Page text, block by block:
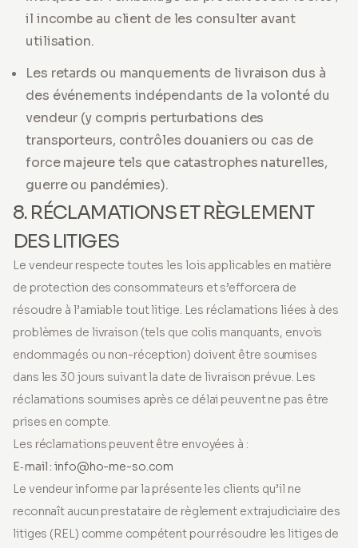
il incombe au client de les consulter avant
utilisation.
Les retards ou manquements de livraison dus à
des événements indépendants de la volonté du
vendeur (y compris perturbations des
transporteurs, contrôles douaniers ou cas de
force majeure tels que catastrophes naturelles,
guerre ou pandémies).
8. RÉCLAMATIONS ET RÈGLEMENT
DES LITIGES
Le vendeur respecte toutes les lois applicables en matière
de protection des consommateurs et s’efforcera de
résoudre à l’amiable tout litige. Les réclamations liées à des
problèmes de livraison (tels que colis manquants, envois
endommagés ou non-réception) doivent être soumises
dans les 30 jours suivant la date de livraison prévue. Les
réclamations soumises après ce délai peuvent ne pas être
prises en compte.
Les réclamations peuvent être envoyées à :
E‑mail : info@ho-me-so.com
Le vendeur informe par la présente les clients qu’il ne
reconnaît aucun prestataire de règlement extrajudiciaire des
litiges (REL) comme compétent pour résoudre les litiges de